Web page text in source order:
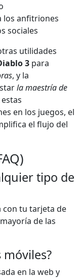
los anfitriones
sociales
utilidades
3 para
, y la
la maestría de
en los juegos, el
el flujo del
tipo de
con tu tarjeta de
de las
en la web y